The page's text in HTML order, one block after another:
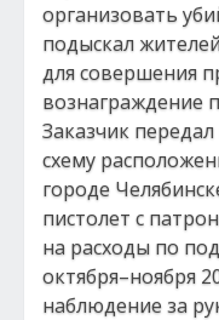
организовать
подыскал
для совершения
вознаграждение
Заказчик
схему
городе
пистолет с
на расходы по
октября–ноября
наблюдение за